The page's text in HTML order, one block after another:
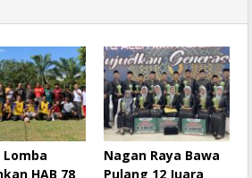
HAB 78
Nagan Raya Bawa
Pulang 12 Juara